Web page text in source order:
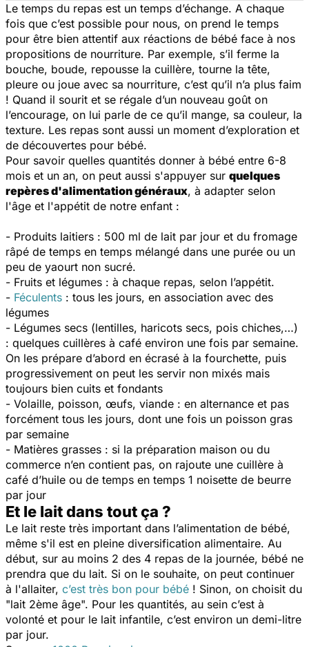
Le temps du repas est un temps d’échange. A chaque
fois que c’est possible pour nous, on prend le temps
pour être bien attentif aux réactions de bébé face à nos
propositions de nourriture. Par exemple, s’il ferme la
bouche, boude, repousse la cuillère, tourne la tête,
pleure ou joue avec sa nourriture, c’est qu’il n’a plus faim
! Quand il sourit et se régale d’un nouveau goût on
l’encourage, on lui parle de ce qu’il mange, sa couleur, la
texture. Les repas sont aussi un moment d’exploration et
de découvertes pour bébé.
Pour savoir quelles quantités donner à bébé entre 6-8
mois et un an, on peut aussi s'appuyer sur quelques
repères d'alimentation généraux, à adapter selon
l'âge et l'appétit de notre enfant :
- Produits laitiers : 500 ml de lait par jour et du fromage
râpé de temps en temps mélangé dans une purée ou un
peu de yaourt non sucré.
- Fruits et légumes : à chaque repas, selon l’appétit.
- Féculents : tous les jours, en association avec des
légumes
- Légumes secs (lentilles, haricots secs, pois chiches,…)
: quelques cuillères à café environ une fois par semaine.
On les prépare d’abord en écrasé à la fourchette, puis
progressivement on peut les servir non mixés mais
toujours bien cuits et fondants
- Volaille, poisson, œufs, viande : en alternance et pas
forcément tous les jours, dont une fois un poisson gras
par semaine
- Matières grasses : si la préparation maison ou du
commerce n’en contient pas, on rajoute une cuillère à
café d’huile ou de temps en temps 1 noisette de beurre
par jour
Et le lait dans tout ça ?
Le lait reste très important dans l’alimentation de bébé,
même s'il est en pleine diversification alimentaire. Au
début, sur au moins 2 des 4 repas de la journée, bébé ne
prendra que du lait. Si on le souhaite, on peut continuer
à l'allaiter, c’est très bon pour bébé ! Sinon, on choisit du
"lait 2ème âge". Pour les quantités, au sein c’est à
volonté et pour le lait infantile, c’est environ un demi-litre
par jour.